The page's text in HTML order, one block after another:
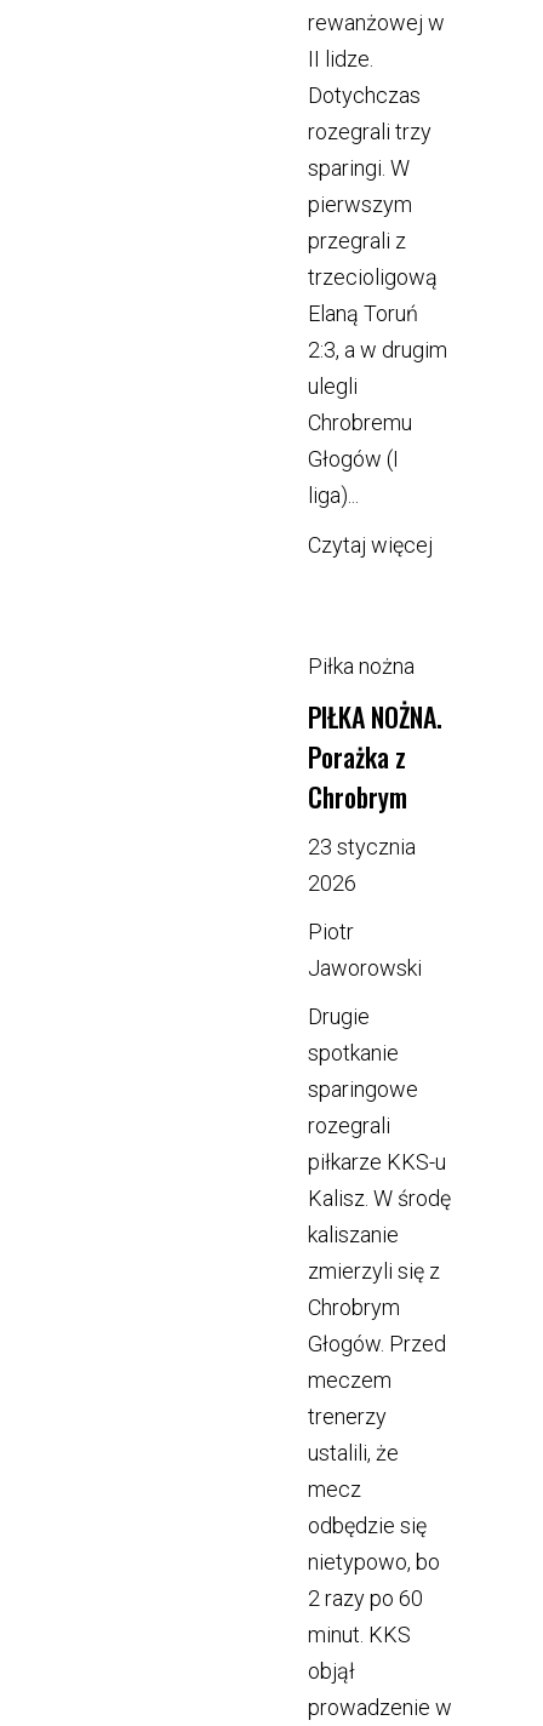
rewanżowej w
II lidze.
Dotychczas
rozegrali trzy
sparingi. W
pierwszym
przegrali z
trzecioligową
Elaną Toruń
2:3, a w drugim
ulegli
Chrobremu
Głogów (I
liga)...
Czytaj więcej
Piłka nożna
PIŁKA NOŻNA.
Porażka z
Chrobrym
23 stycznia
2026
Piotr
Jaworowski
Drugie
spotkanie
sparingowe
rozegrali
piłkarze KKS-u
Kalisz. W środę
kaliszanie
zmierzyli się z
Chrobrym
Głogów. Przed
meczem
trenerzy
ustalili, że
mecz
odbędzie się
nietypowo, bo
2 razy po 60
minut. KKS
objął
prowadzenie w